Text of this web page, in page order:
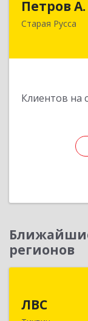
Петров
Старая Русса
Клиентов на
регионов
ЛВС